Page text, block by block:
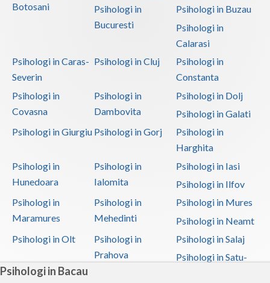
Psihologi in Bacau
Botosani
Psihologi in
Bucuresti
Psihologi in Buzau
Psihologi in
Calarasi
Psihologi in Caras-
Severin
Psihologi in Cluj
Psihologi in
Constanta
Psihologi in
Covasna
Psihologi in
Dambovita
Psihologi in Dolj
Psihologi in Galati
Psihologi in Giurgiu Psihologi in Gorj
Psihologi in
Harghita
Psihologi in
Hunedoara
Psihologi in
Ialomita
Psihologi in Iasi
Psihologi in Ilfov
Psihologi in
Maramures
Psihologi in
Mehedinti
Psihologi in Mures
Psihologi in Neamt
Psihologi in Olt
Psihologi in
Prahova
Psihologi in Salaj
Psihologi in Satu-